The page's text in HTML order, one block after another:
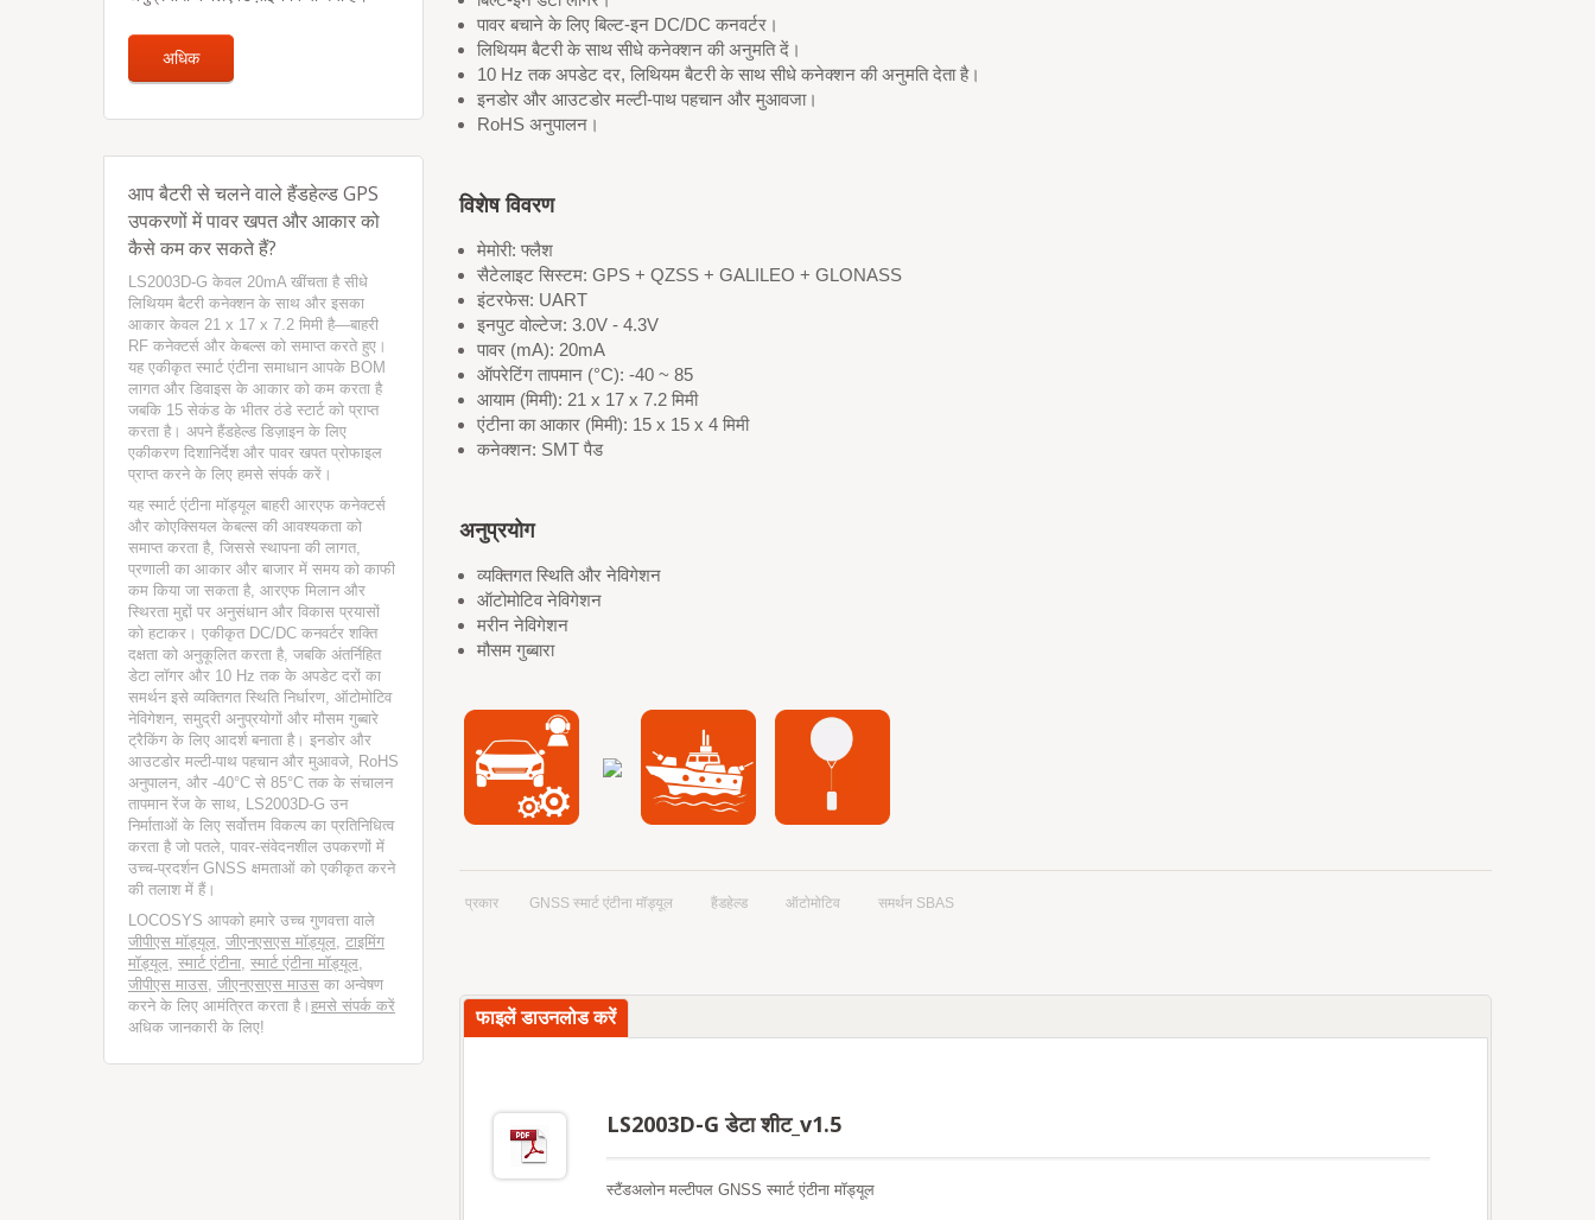
अधिक
आप बैटरी से चलने वाले हैंडहेल्ड GPS
उपकरणों में पावर खपत और आकार को
कैसे कम कर सकते हैं?
LS2003D-G केवल 20mA खींचता है सीधे
लिथियम बैटरी कनेक्शन के साथ और इसका
आकार केवल 21 x 17 x 7.2 मिमी है—बाहरी
RF कनेक्टर्स और केबल्स को समाप्त करते हुए।
यह एकीकृत स्मार्ट एंटीना समाधान आपके BOM
लागत और डिवाइस के आकार को कम करता है
जबकि 15 सेकंड के भीतर ठंडे स्टार्ट को प्राप्त
करता है। अपने हैंडहेल्ड डिज़ाइन के लिए
एकीकरण दिशानिर्देश और पावर खपत प्रोफाइल
प्राप्त करने के लिए हमसे संपर्क करें।
यह स्मार्ट एंटीना मॉड्यूल बाहरी आरएफ कनेक्टर्स
और कोएक्सियल केबल्स की आवश्यकता को
समाप्त करता है, जिससे स्थापना की लागत,
प्रणाली का आकार और बाजार में समय को काफी
कम किया जा सकता है, आरएफ मिलान और
स्थिरता मुद्दों पर अनुसंधान और विकास प्रयासों
को हटाकर। एकीकृत DC/DC कनवर्टर शक्ति
दक्षता को अनुकूलित करता है, जबकि अंतर्निहित
डेटा लॉगर और 10 Hz तक के अपडेट दरों का
समर्थन इसे व्यक्तिगत स्थिति निर्धारण, ऑटोमोटिव
नेविगेशन, समुद्री अनुप्रयोगों और मौसम गुब्बारे
ट्रैकिंग के लिए आदर्श बनाता है। इनडोर और
आउटडोर मल्टी-पाथ पहचान और मुआवजे, RoHS
अनुपालन, और -40°C से 85°C तक के संचालन
तापमान रेंज के साथ, LS2003D-G उन
निर्माताओं के लिए सर्वोत्तम विकल्प का प्रतिनिधित्व
करता है जो पतले, पावर-संवेदनशील उपकरणों में
उच्च-प्रदर्शन GNSS क्षमताओं को एकीकृत करने
की तलाश में हैं।
LOCOSYS आपको हमारे उच्च गुणवत्ता वाले
जीपीएस मॉड्यूल, जीएनएसएस मॉड्यूल, टाइमिंग
मॉड्यूल, स्मार्ट एंटीना, स्मार्ट एंटीना मॉड्यूल,
जीपीएस माउस, जीएनएसएस माउस का अन्वेषण
करने के लिए आमंत्रित करता है। हमसे संपर्क करें
अधिक जानकारी के लिए!
पावर बचाने के लिए बिल्ट-इन DC/DC कनवर्टर।
लिथियम बैटरी के साथ सीधे कनेक्शन की अनुमति दें।
10 Hz तक अपडेट दर, लिथियम बैटरी के साथ सीधे कनेक्शन की अनुमति देता है।
इनडोर और आउटडोर मल्टी-पाथ पहचान और मुआवजा।
RoHS अनुपालन।
विशेष विवरण
मेमोरी: फ्लैश
सैटेलाइट सिस्टम: GPS + QZSS + GALILEO + GLONASS
इंटरफेस: UART
इनपुट वोल्टेज: 3.0V - 4.3V
पावर (mA): 20mA
ऑपरेटिंग तापमान (°C): -40 ~ 85
आयाम (मिमी): 21 x 17 x 7.2 मिमी
एंटीना का आकार (मिमी): 15 x 15 x 4 मिमी
कनेक्शन: SMT पैड
अनुप्रयोग
व्यक्तिगत स्थिति और नेविगेशन
ऑटोमोटिव नेविगेशन
मरीन नेविगेशन
मौसम गुब्बारा
प्रकार GNSS स्मार्ट एंटीना मॉड्यूल हैंडहेल्ड ऑटोमोटिव समर्थन SBAS
फाइलें डाउनलोड करें
LS2003D-G डेटा शीट_v1.5
स्टैंडअलोन मल्टीपल GNSS स्मार्ट एंटीना मॉड्यूल